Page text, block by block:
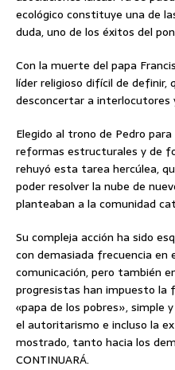
ecológico constituye una de
duda, uno de los éxitos del
Con la muerte del papa
líder religioso difícil de definir,
desconcertar a interlocutores
Elegido al trono de Pedro
reformas estructurales y de
rehuyó esta tarea hercúlea,
poder resolver la nube de
planteaban a la comunidad
Su compleja acción ha sido
con demasiada frecuencia en
comunicación, pero también
progresistas han impuesto la
«papa de los pobres», simple
el autoritarismo e incluso la
mostrado, tanto hacia los
CONTINUARÁ.